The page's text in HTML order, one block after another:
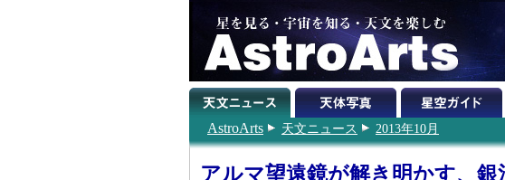
AstroArts 天文ニュース 2013年10月
アルマ望遠鏡が解き明かす、